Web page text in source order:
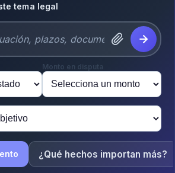
tema legal
Monto en disputa
¿Qué hechos importan más?